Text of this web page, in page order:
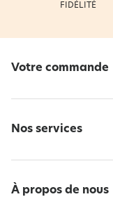
FIDÉLITÉ
Votre commande
Nos services
À propos de nous